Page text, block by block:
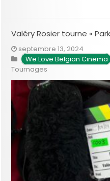
Valéry Rosier tourne «
septembre 13, 2024
We Love Belgian Cinema
Tournages